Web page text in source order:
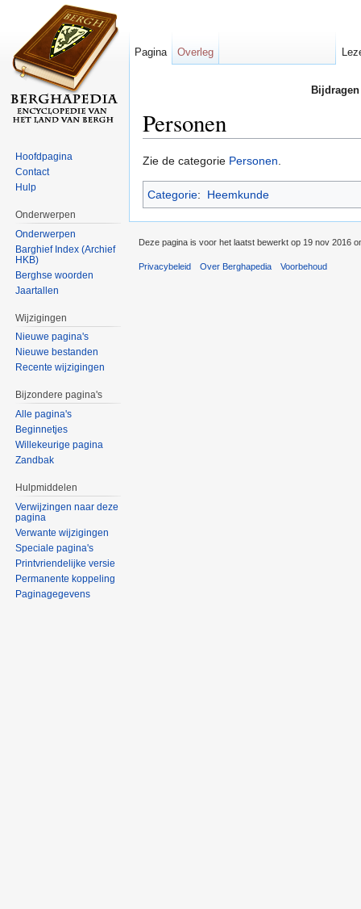
Personen
Zie de categorie Personen.
Categorie: Heemkunde
Pagina Overleg
Hoofdpagina
Contact
Hulp
Onderwerpen
Onderwerpen
Barghief Index (Archief
HKB)
Berghse woorden
Jaartallen
Wijzigingen
Nieuwe pagina's
Nieuwe bestanden
Recente wijzigingen
Bijzondere pagina's
Alle pagina's
Beginnetjes
Willekeurige pagina
Zandbak
Hulpmiddelen
Verwijzingen naar deze
pagina
Verwante wijzigingen
Speciale pagina's
Printvriendelijke versie
Permanente koppeling
Paginagegevens
Deze pagina is voor het laatst bewerkt op 19 nov 2016
Privacybeleid Over Berghapedia Voorbehoud